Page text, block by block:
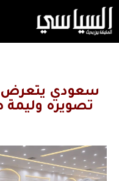
سعودي يتعرض
تصويره